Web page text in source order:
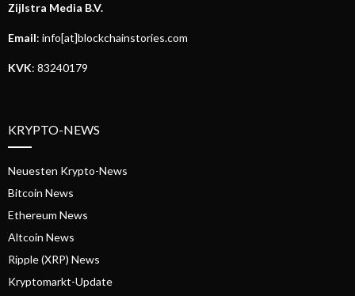
Zijlstra Media B.V.
Email: info[at]blockchainstories.com
KVK: 83240179
KRYPTO-NEWS
Neuesten Krypto-News
Bitcoin News
Ethereum News
Altcoin News
Ripple (XRP) News
Kryptomarkt-Update